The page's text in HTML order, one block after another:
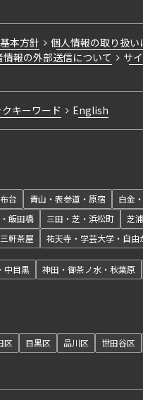
本方針 個人情報の取り扱い
情報の外部送信について サ
キーワード English
台 青山・表参道・原宿 白金
飯田橋 三田・芝・浜松町 芝
軒茶屋 祐天寺・学芸大学・自由
中目黒 神田・御茶ノ水・秋葉原
区 目黒区 品川区 世田谷区